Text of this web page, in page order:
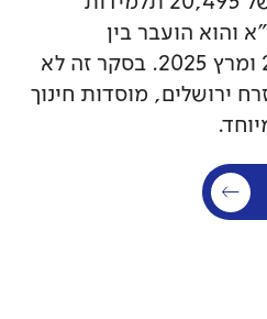
והוא הועבר בין
החודשים דצמבר 2024 ומרץ 2025. בסקר זה לא
ירושלים, מוסדות חינוך